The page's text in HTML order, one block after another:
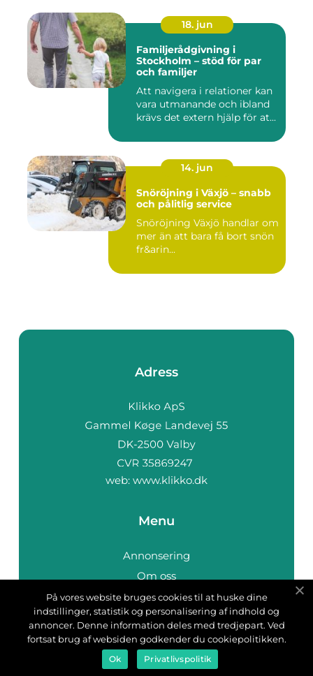
18. jun
Familjerådgivning i
Stockholm – stöd för par
och familjer
Att navigera i relationer kan
vara utmanande och ibland
krävs det extern hjälp för at...
14. jun
Snöröjning i Växjö – snabb
och pålitlig service
Snöröjning Växjö handlar om
mer än att bara få bort snön
fr&arin...
Adress
web: www.klikko.dk
Menu
Annonsering
Om oss
Cookies
Kontakta oss
Sitemap
På vores website bruges cookies til at huske dine
indstillinger, statistik og personalisering af indhold og
annoncer. Denne information deles med tredjepart. Ved
fortsat brug af websiden godkender du cookiepolitikken.
Ok Privatlivspolitik